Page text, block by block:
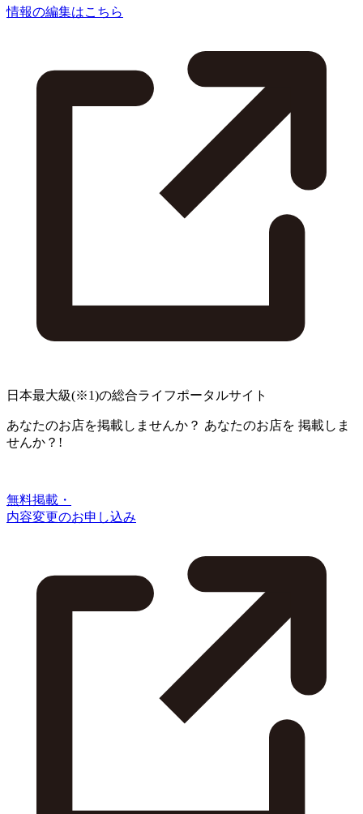
情報の編集はこちら
日本最大級(※1)の総合ライフポータルサイト
あなたのお店を掲載しませんか？ あなたのお店を 掲載しま
せんか？!
無料掲載・
内容変更のお申し込み